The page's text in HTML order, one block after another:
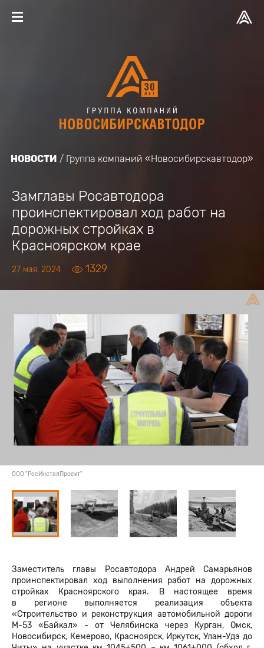
НОВОСТИ Группа компаний «Новосибирскавтодор»
Замглавы Росавтодора
проинспектировал ход работ на
дорожных стройках в
Красноярском крае
27 мая, 2024 1329
ООО "РосИнсталПроект"
Заместитель главы Росавтодора Андрей Самарьянов
проинспектировал ход выполнения работ на дорожных
стройках Красноярского края. В настоящее время
в регионе выполняется реализация объекта
«Строительство и реконструкция автомобильной дороги
М-53 «Байкал» - от Челябинска через Курган, Омск,
Новосибирск, Кемерово, Красноярск, Иркутск, Улан-Удэ до